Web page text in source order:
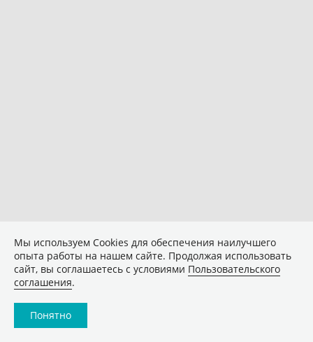
Мы используем Сookies для обеспечения наилучшего
опыта работы на нашем сайте. Продолжая использовать
сайт, вы соглашаетесь с условиями Пользовательского
соглашения.
Понятно